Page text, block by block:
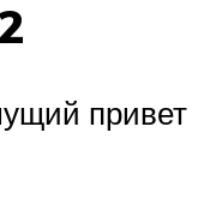
привет